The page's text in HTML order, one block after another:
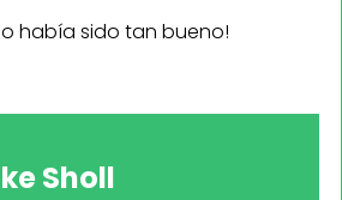
había sido tan bueno!
Sholl